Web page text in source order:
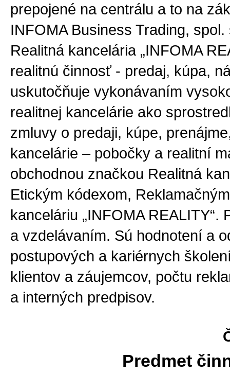
prepojené na centrálu a to na
INFOMA Business Trading,
Realitná kancelária „INFOMA
realitnú činnosť - predaj, kúpa,
uskutočňuje vykonávaním
realitnej kancelárie ako
zmluvy o predaji, kúpe,
kancelárie – pobočky a realitní
obchodnou značkou Realitná
Etickým kódexom,
kanceláriu „INFOMA
a vzdelávaním. Sú hodnotení a
postupových a kariérnych
klientov a záujemcov, počtu
a interných predpisov.
Predmet